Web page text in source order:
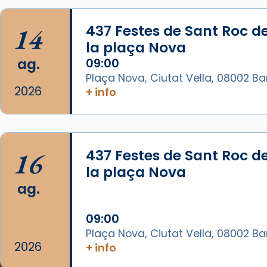
1 week ago
Aquest dilluns, 27 de juliol, ha
tingut lloc la missa d’acció de
gràcies en agraïment al comitè
organitzador de la visita
apostòlica del Sant Pare Lleó XIV
a Barcelona, i als col·laboradors,
a la Catedral de Barcelona.
L’arquebisbe de Barcelona, el
cardenal Joan Josep Omella, ha
presidit la missa i l’ha
Barcelona, Mons. David Abadías.
📸 Dr. G. Simón
Photo
14
ag.
2026
437 Festes de Sant Roc
la plaça Nova
09:00
Plaça Nova, Ciutat Vella, 08002
+ info
16
ag.
2026
437 Festes de Sant Roc
la plaça Nova
09:00
Plaça Nova, Ciutat Vella, 08002
+ info